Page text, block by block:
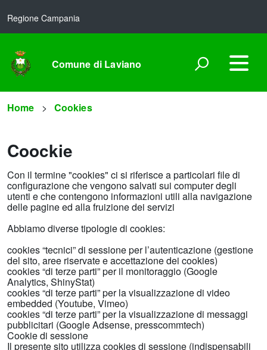
Regione Campania
Comune di Laviano
Home Cookies
Coockie
Con il termine "cookies" ci si riferisce a particolari file di
configurazione che vengono salvati sui computer degli
utenti e che contengono informazioni utili alla navigazione
delle pagine ed alla fruizione dei servizi
Abbiamo diverse tipologie di cookies:
cookies “tecnici” di sessione per l’autenticazione (gestione
del sito, aree riservate e accettazione dei cookies)
cookies “di terze parti” per il monitoraggio (Google
Analytics, ShinyStat)
cookies “di terze parti” per la visualizzazione di video
embedded (Youtube, Vimeo)
cookies “di terze parti” per la visualizzazione di messaggi
pubblicitari (Google Adsense, presscommtech)
Cookie di sessione
Il presente sito utilizza cookies di sessione (indispensabili